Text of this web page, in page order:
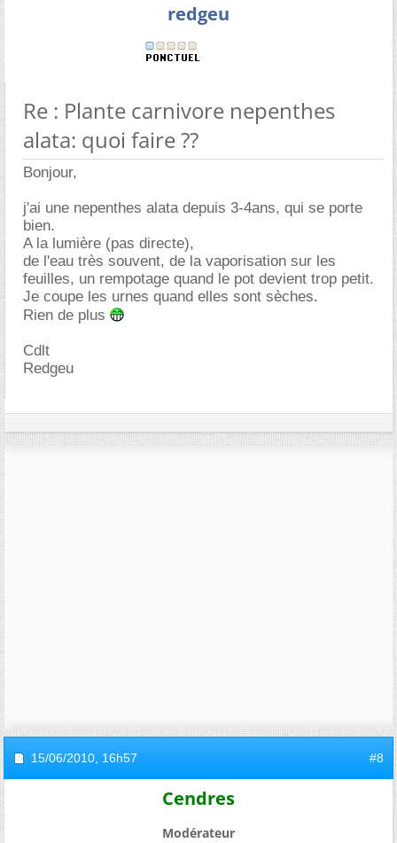
redgeu
Re : Plante carnivore nepenthes
alata: quoi faire ??
Bonjour,
j'ai une nepenthes alata depuis 3-4ans, qui se porte
bien.
A la lumière (pas directe),
de l'eau très souvent, de la vaporisation sur les
feuilles, un rempotage quand le pot devient trop petit.
Je coupe les urnes quand elles sont sèches.
Rien de plus
Cdlt
Redgeu
15/06/2010, 16h57 #8
Cendres
Modérateur